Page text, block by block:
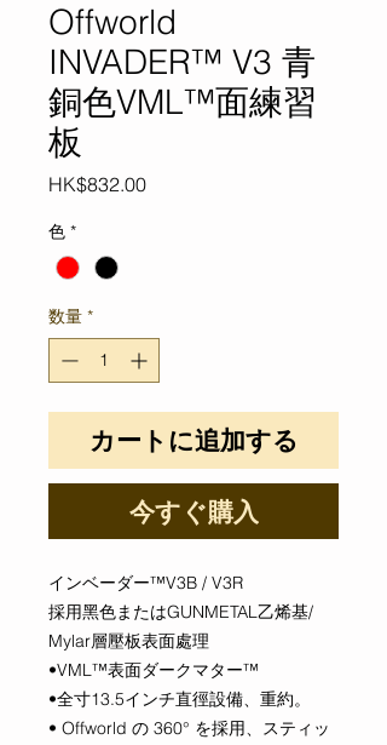
Offworld
INVADER™ V3 青
銅色VML™面練習
板
HK$832.00価
色 *
数量 *
カートに追加する
今すぐ購入
インベーダー™V3B / V3R
採用黑色またはGUNMETAL乙烯基/
Mylar層壓板表面處理
•VML™表面ダークマター™
•全寸13.5インチ直徑設備、重約。
• Offworld の 360° を採用、スティッ